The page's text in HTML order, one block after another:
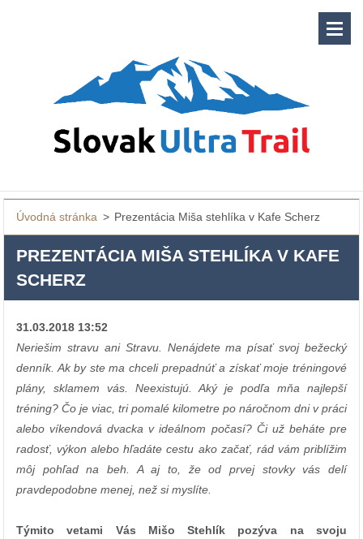
Úvodná stránka > Prezentácia Miša stehlíka v Kafe Scherz
PREZENTÁCIA MIŠA STEHLÍKA V KAFE
SCHERZ
31.03.2018 13:52
Neriešim stravu ani Stravu. Nenájdete ma písať svoj bežecký
denník. Ak by ste ma chceli prepadnúť a získať moje tréningové
plány, sklamem vás. Neexistujú. Aký je podľa mňa najlepší
tréning? Čo je viac, tri pomalé kilometre po náročnom dni v práci
alebo víkendová dvacka v ideálnom počasí? Či už beháte pre
radosť, výkon alebo hľadáte cestu ako začať, rád vám priblížim
môj pohľad na beh. A aj to, že od prvej stovky vás delí
pravdepodobne menej, než si myslíte.
Týmito vetami Vás Mišo Stehlík pozýva na svoju